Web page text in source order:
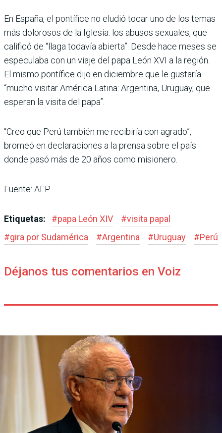
En España, el pontífice no eludió tocar uno de los temas
más dolorosos de la Iglesia: los abusos sexuales, que
calificó de “llaga todavía abierta”. Desde hace meses se
especulaba con un viaje del papa León XVI a la región.
El mismo pontífice dijo en diciembre que le gustaría
“mucho visitar América Latina: Argentina, Uruguay, que
esperan la visita del papa”.
“Creo que Perú también me recibiría con agrado”,
bromeó en declaraciones a la prensa sobre el país
donde pasó más de 20 años como misionero.
Fuente: AFP
Etiquetas: #papa León XIV #visita papal
#gira por Sudamérica #Argentina #Uruguay #Perú
Déjanos tus comentarios en Voiz